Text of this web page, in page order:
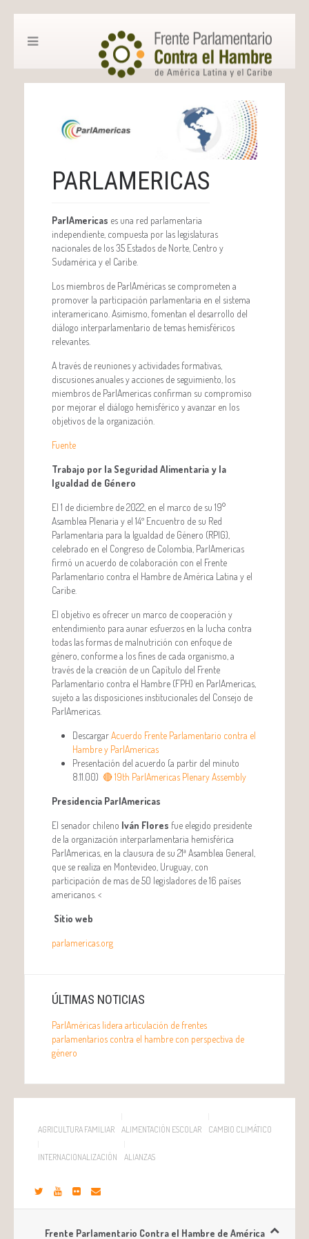
PARLAMERICAS
ParlAmericas es una red parlamentaria
independiente, compuesta por las legislaturas
nacionales de los 35 Estados de Norte, Centro y
Sudamérica y el Caribe.
Los miembros de ParlAméricas se comprometen a
promover la participación parlamentaria en el sistema
interamericano. Asimismo, fomentan el desarrollo del
diálogo interparlamentario de temas hemisféricos
relevantes.
A través de reuniones y actividades formativas,
discusiones anuales y acciones de seguimiento, los
miembros de ParlAmericas confirman su compromiso
por mejorar el diálogo hemisférico y avanzar en los
objetivos de la organización.
Fuente
Trabajo por la Seguridad Alimentaria y la
Igualdad de Género
El 1 de diciembre de 2022, en el marco de su 19°
Asamblea Plenaria y el 14º Encuentro de su Red
Parlamentaria para la Igualdad de Género (RPIG),
celebrado en el Congreso de Colombia, ParlAmericas
firmó un acuerdo de colaboración con el Frente
Parlamentario contra el Hambre de América Latina y el
Caribe.
El objetivo es ofrecer un marco de cooperación y
entendimiento para aunar esfuerzos en la lucha contra
todas las formas de malnutrición con enfoque de
género, conforme a los fines de cada organismo, a
través de la creación de un Capítulo del Frente
Parlamentario contra el Hambre (FPH) en ParlAmericas,
sujeto a las disposiciones institucionales del Consejo de
ParlAmericas.
DescargarAcuerdo Frente Parlamentario contra el
Hambre y ParlAmericas
Presentación del acuerdo (a partir del minuto
8.11.00) 🔴 19th ParlAmericas Plenary Assembly
Presidencia ParlAmericas
El senador chileno Iván Flores fue elegido presidente
de la organización interparlamentaria hemisférica
ParlAmericas, en la clausura de su 21ª Asamblea General,
que se realiza en Montevideo, Uruguay, con
participación de mas de 50 legisladores de 16 países
americanos. <
Sitio web
parlamericas.org
ÚLTIMAS NOTICIAS
ParlAméricas lidera articulación de frentes
parlamentarios contra el hambre con perspectiva de
género
AGRICULTURA FAMILIAR ALIMENTACIÓN ESCOLAR CAMBIO CLIMÁTICO
INTERNACIONALIZACIÓN ALIANZAS
Frente Parlamentario Contra el Hambre de América